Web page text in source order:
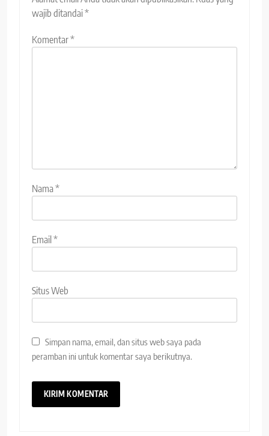
wajib ditandai*
Komentar*
Nama*
Email *
Situs Web
Simpan nama, email, dan situs web saya pada
peramban ini untuk komentar saya berikutnya.